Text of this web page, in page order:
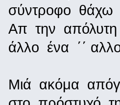
σύντροφο θάχω
Απ την απόλυτη
άλλο ένα ΄΄
Μιά ακόμα